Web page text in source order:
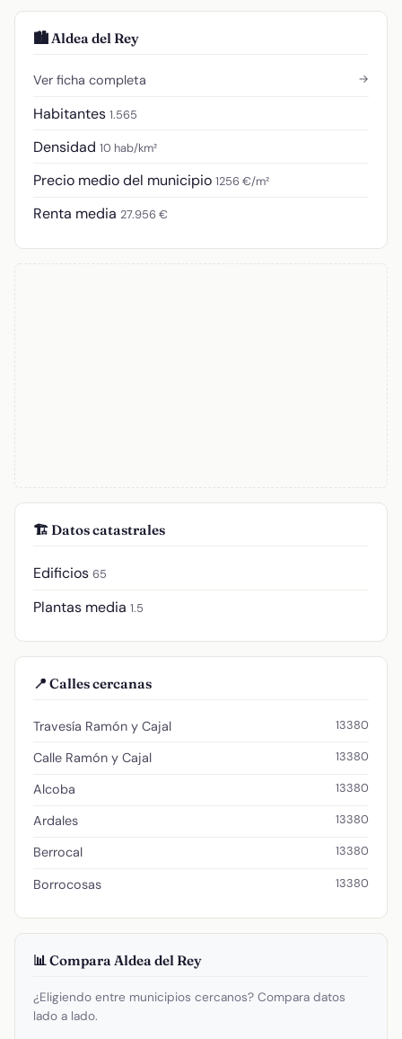
🏙️ Aldea del Rey
Ver ficha completa →
Habitantes 1.565
Densidad 10 hab/km²
Precio medio del municipio 1256 €/m²
Renta media 27.956 €
🏗️ Datos catastrales
Edificios 65
Plantas media 1.5
📍 Calles cercanas
Travesía Ramón y Cajal 13380
Calle Ramón y Cajal 13380
Alcoba 13380
Ardales 13380
Berrocal 13380
Borrocosas 13380
📊 Compara Aldea del Rey
¿Eligiendo entre municipios cercanos? Compara datos
lado a lado.